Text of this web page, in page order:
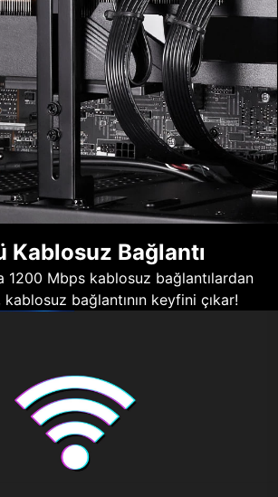
Kablosuz Bağlantı
1200 Mbps kablosuz bağlantılardan
bağlantının keyfini çıkar!